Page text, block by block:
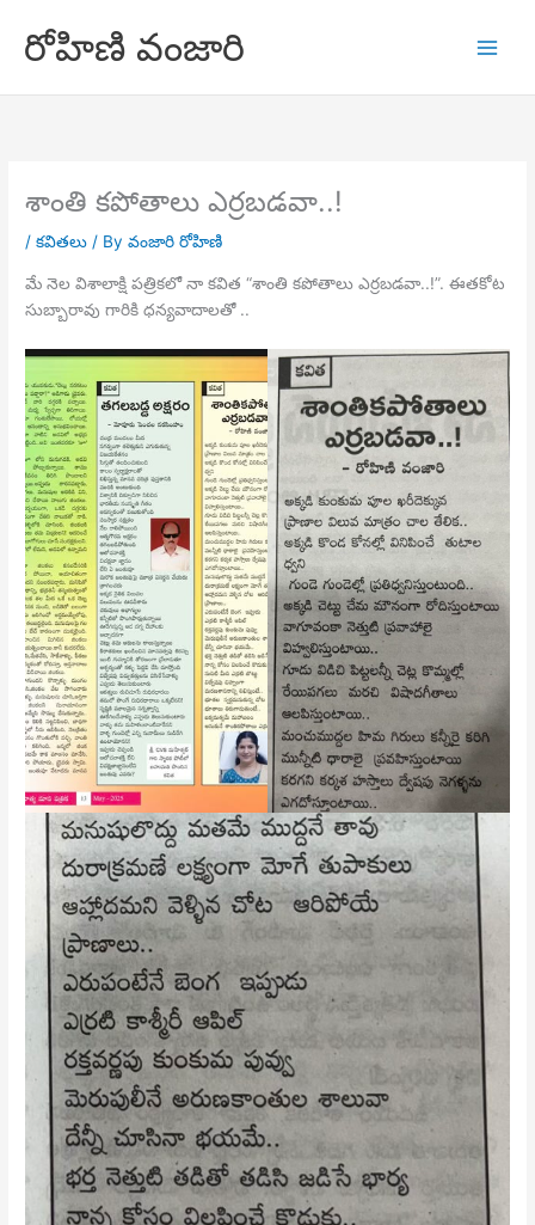
content
రోహిణి వంజారి
శాంతి కపోతాలు ఎర్రబడవా..!
/కవితలు / Byవంజారి రోహిణి
మే నెల విశాలాక్షి పత్రికలో నా కవిత “శాంతి కపోతాలు ఎర్రబడవా..!”. ఈతకోట
సుబ్బారావు గారికి ధన్యవాదాలతో ..